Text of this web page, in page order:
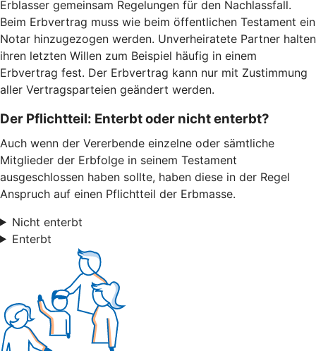
Erblasser gemeinsam Regelungen für den Nachlassfall.
Beim Erbvertrag muss wie beim öffentlichen Testament ein
Notar hinzugezogen werden. Unverheiratete Partner halten
ihren letzten Willen zum Beispiel häufig in einem
Erbvertrag fest. Der Erbvertrag kann nur mit Zustimmung
aller Vertragsparteien geändert werden.
Der Pflichtteil: Enterbt oder nicht enterbt?
Auch wenn der Vererbende einzelne oder sämtliche
Mitglieder der Erbfolge in seinem Testament
ausgeschlossen haben sollte, haben diese in der Regel
Anspruch auf einen Pflichtteil der Erbmasse.
Nicht enterbt
Enterbt